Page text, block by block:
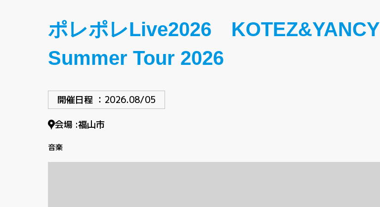
ポレポレLive2026 KOTEZ&YANCY
Summer Tour 2026
開催日程 ： 2026.08/05
会場 :福山市
音楽